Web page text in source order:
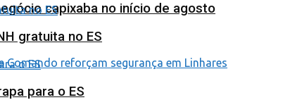
capixaba no início de agosto
gratuita no ES
para o ES